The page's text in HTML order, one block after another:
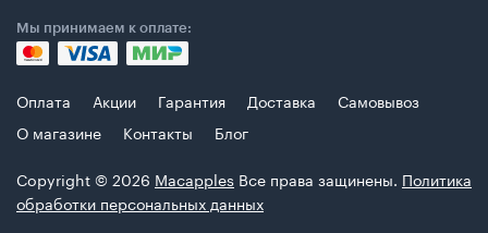
Мы принимаем к оплате:
Оплата Акции Гарантия Доставка
Самовывоз
О магазине
Контакты
Блог
Copyright © 2026 Macapples Все права защинены. Политика
обработки персональных данных